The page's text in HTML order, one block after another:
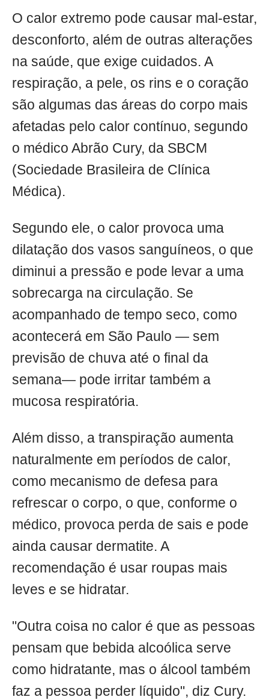
O calor extremo pode causar mal-estar,
desconforto, além de outras alterações
na saúde, que exige cuidados. A
respiração, a pele, os rins e o coração
são algumas das áreas do corpo mais
afetadas pelo calor contínuo, segundo
o médico Abrão Cury, da SBCM
(Sociedade Brasileira de Clínica
Médica).
Segundo ele, o calor provoca uma
dilatação dos vasos sanguíneos, o que
diminui a pressão e pode levar a uma
sobrecarga na circulação. Se
acompanhado de tempo seco, como
acontecerá em São Paulo — sem
previsão de chuva até o final da
semana— pode irritar também a
mucosa respiratória.
Além disso, a transpiração aumenta
naturalmente em períodos de calor,
como mecanismo de defesa para
refrescar o corpo, o que, conforme o
médico, provoca perda de sais e pode
ainda causar dermatite. A
recomendação é usar roupas mais
leves e se hidratar.
"Outra coisa no calor é que as pessoas
pensam que bebida alcoólica serve
como hidratante, mas o álcool também
faz a pessoa perder líquido", diz Cury.